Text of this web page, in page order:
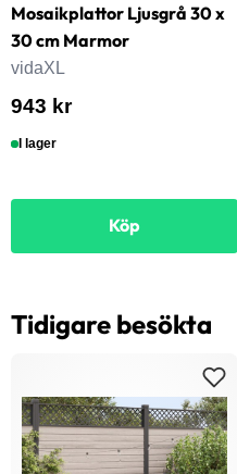
Mosaikplattor Ljusgrå 30 x
30 cm Marmor
vidaXL
943 kr
I lager
Köp
Tidigare besökta